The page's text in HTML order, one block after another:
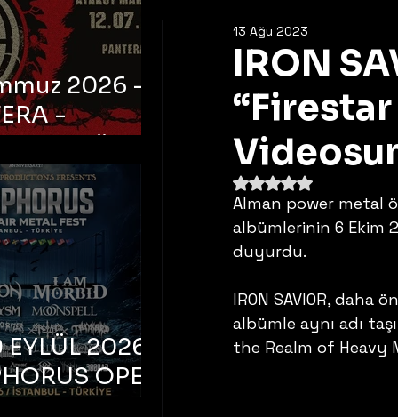
IRON
“Firestar
13 Ağu 2023
5 üzerinden NaN yıldız
Alman power metal
albümlerinin 6 Ekim
duyurdu.
IRON SAVIOR, daha
albümle aynı adı
the Realm of Heavy
2026 -
-
Ataköy
Arena
2026 –
OPEN
FEST